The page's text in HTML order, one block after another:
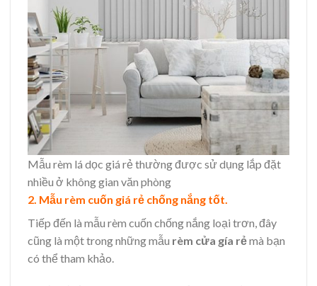
Mẫu rèm lá dọc giá rẻ thường được sử dụng lắp đặt
nhiều ở không gian văn phòng
2. Mẫu rèm cuốn giá rẻ chống nắng tốt.
Tiếp đến là mẫu rèm cuốn chống nắng loại trơn, đây
cũng là một trong những mẫu rèm cửa gía rẻmà bạn
có thể tham khảo.